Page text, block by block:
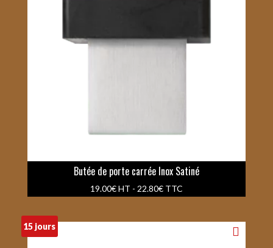
Butée de porte carrée Inox Satiné
19.00€HT - 22.80€TTC
15 jours